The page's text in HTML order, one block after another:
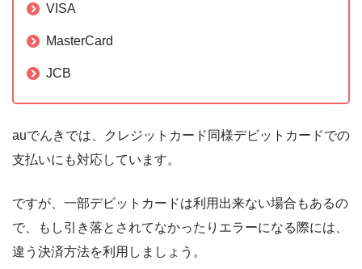
VISA
MasterCard
JCB
auでんきでは、クレジットカード同様デビットカードでの
支払いにも対応しています。
ですが、一部デビットカードは利用出来ない場合もあるの
で、もし引き落とされてなかったりエラーになる際には、
違う決済方法を利用しましょう。